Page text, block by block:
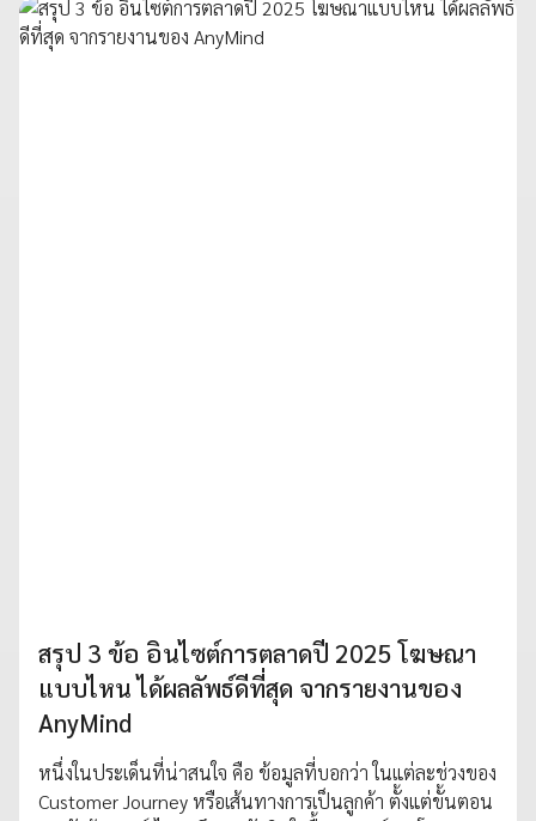
สรุป 3 ข้อ อินไซต์การตลาดปี 2025 โฆษณา
แบบไหน ได้ผลลัพธ์ดีที่สุด จากรายงานของ
AnyMind
หนึ่งในประเด็นที่น่าสนใจ คือ ข้อมูลที่บอกว่า ในแต่ละช่วงของ
Customer Journey หรือเส้นทางการเป็นลูกค้า ตั้งแต่ขั้นตอน